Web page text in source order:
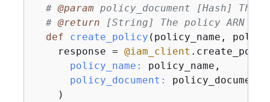
# @param policy_document [Hash] The
# @return [String] The policy ARN if
def
create_policy (policy_name,
    response =
@iam_client
policy_name:
policy_name,
policy_document:
    )